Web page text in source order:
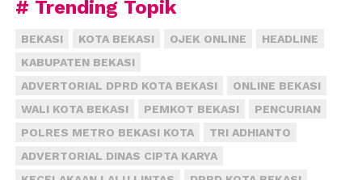
“Nah, di Perbakin ini sebetulnya telah membuka
bentuk prestasi,” ujarnya.
Untuk meningkatkan prestasi di cabor menembak,
kata Dicky, pihaknya sudah memulai kerja sama
# Trending Topik
BEKASI KOTA BEKASI OJEK ONLINE
HEADLINE
KABUPATEN BEKASI
ADVERTORIAL DPRD KOTA BEKASI
ONLINE BEKASI
WALI KOTA BEKASI
PEMKOT BEKASI
PENCURIAN
POLRES METRO BEKASI KOTA
TRI ADHIANTO
ADVERTORIAL DINAS CIPTA KARYA